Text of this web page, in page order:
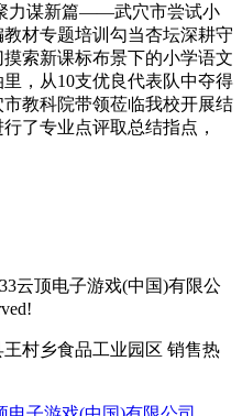
力谋新篇——武穴市尝试小
材专题培训勾当杏坛深耕守
索新课标布景下的小学语文
，从10支优良代表队中夺得
教科院带领莅临我校开展结
了专业点评取总结指点，
云顶电子游戏(中国)有限公
村乡食品工业园区 销售热